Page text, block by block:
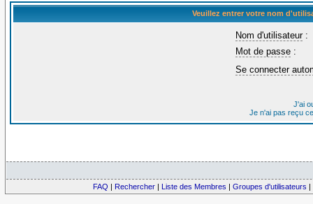
Veuillez entrer votre nom
Nom d'utilisateur:
Mot de passe :
Se connecter
J'ai
Je n'ai pas reçu
FAQ | Rechercher | Liste des Membres | Groupes d'utilisateurs |